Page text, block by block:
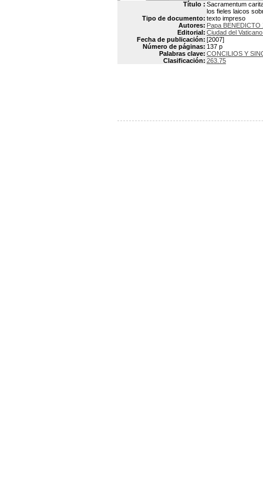
Título : Sacramentum
los fieles laicos
Tipo de documento: texto impreso
Autores: Papa BENEDICTO
Editorial: Ciudad del
Fecha de publicación: [2007]
Número de páginas: 137 p
Palabras clave: CONCILIOS Y
Clasificación: 263.75